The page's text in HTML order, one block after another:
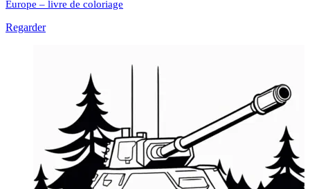
Europe – livre de coloriage
Regarder